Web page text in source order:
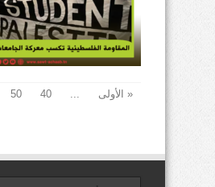
« الأولى ...
40
50